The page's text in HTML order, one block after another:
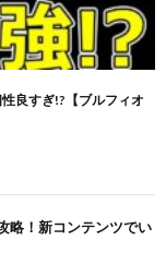
略！新コンテンツでい